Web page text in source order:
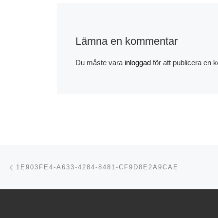
Lämna en kommentar
Du måste vara inloggadför att publicera en
Inläggsnavigering
1E903FE4-A633-4284-8481-CF9D8E2A9CAE